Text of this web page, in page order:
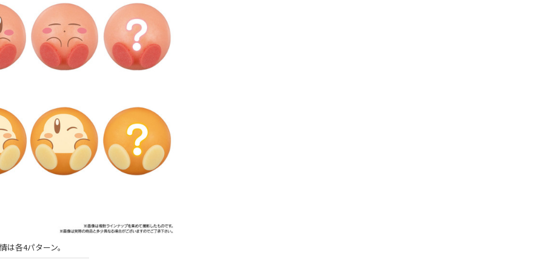
は各4パターン。